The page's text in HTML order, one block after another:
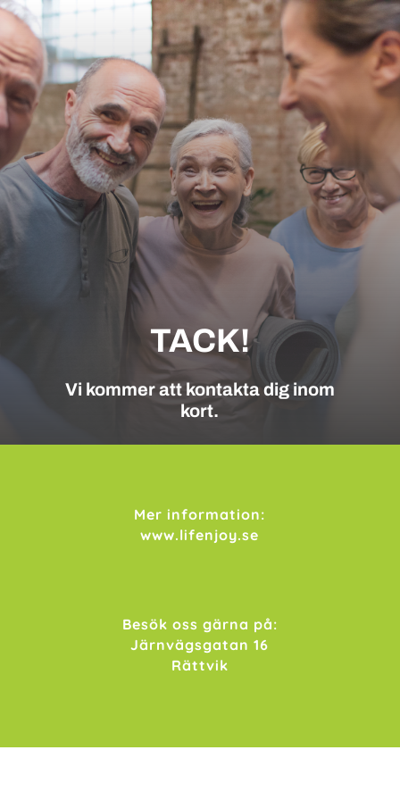
TACK!
Vi kommer att kontakta dig inom
kort.
Mer information:
www.lifenjoy.se
Besök oss gärna på:
Järnvägsgatan 16
Rättvik